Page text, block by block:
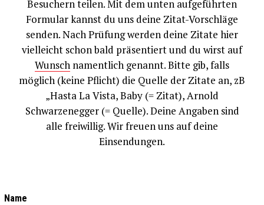
Besuchern teilen. Mit dem unten aufgeführten
Formular kannst du uns deine Zitat-Vorschläge
senden. Nach Prüfung werden deine Zitate hier
vielleicht schon bald präsentiert und du wirst auf
Wunsch namentlich genannt. Bitte gib, falls
möglich (keine Pflicht) die Quelle der Zitate an, zB
„Hasta La Vista, Baby (= Zitat), Arnold
Schwarzenegger (= Quelle). Deine Angaben sind
alle freiwillig. Wir freuen uns auf deine
Einsendungen.
Name